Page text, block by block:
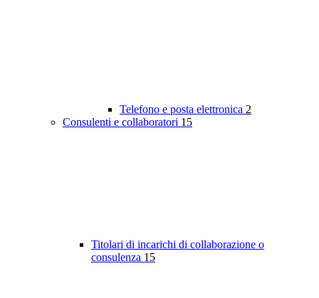
Telefono e posta elettronica 2
Consulenti e collaboratori 15
Titolari di incarichi di collaborazione o
consulenza 15